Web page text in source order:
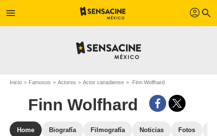
menu profil search
Inicio Famosos Actores Actor canadiense Finn Wolfhard
Finn Wolfhard
Home Biografía Filmografía Noticias Fotos